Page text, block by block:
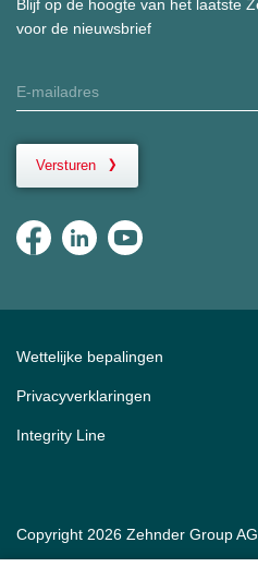
Blijf op de hoogte van het laatste
voor de nieuwsbrief
Versturen
Copyright 2026 Zehnder Group AG
Wettelijke bepalingen
Privacyverklaringen
Integrity Line